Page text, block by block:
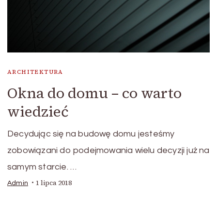
ARCHITEKTURA
Okna do domu – co warto
wiedzieć
Decydując się na budowę domu jesteśmy
zobowiązani do podejmowania wielu decyzji już na
samym starcie. …
Admin 1 lipca 2018